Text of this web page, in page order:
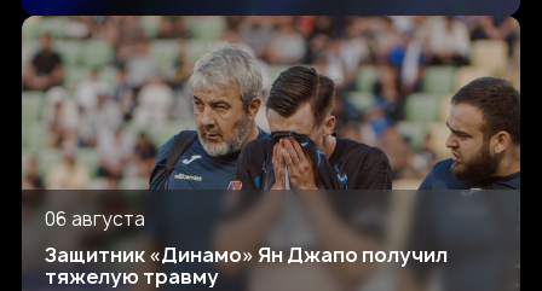
06 августа
Защитник «Динамо» Ян Джапо получил
тяжелую травму